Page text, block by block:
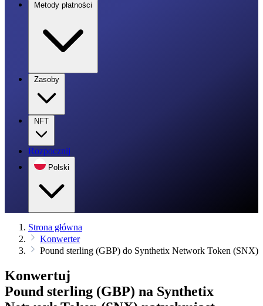
Metody płatności
Zasoby
NFT
Rozpocznij
Polski
Strona główna
Konwerter
Pound sterling (GBP) do Synthetix Network Token (SNX)
Konwertuj
Pound sterling (GBP) na Synthetix